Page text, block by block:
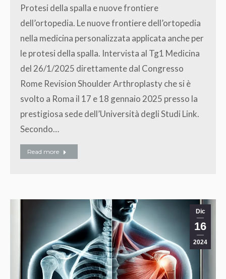
Protesi della spalla e nuove frontiere
dell’ortopedia. Le nuove frontiere dell’ortopedia
nella medicina personalizzata applicata anche per
le protesi della spalla. Intervista al Tg1 Medicina
del 26/1/2025 direttamente dal Congresso
Rome Revision Shoulder Arthroplasty che si è
svolto a Roma il 17 e 18 gennaio 2025 presso la
prestigiosa sede dell’Università degli Studi Link.
Secondo…
Read more
Dic
16
2024